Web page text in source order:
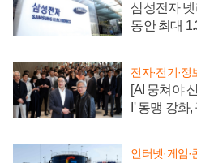
삼성전자
동안 최대
전자·전기·정
[AI 뭉쳐야
I' 동맹 강화
인터넷·게임·